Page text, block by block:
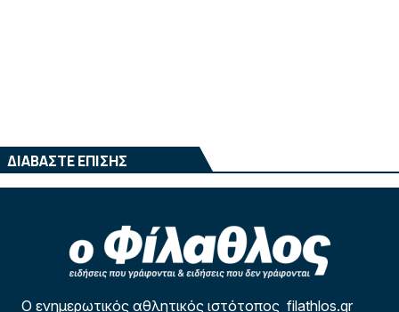
ΔΙΑΒΑΣΤΕ ΕΠΙΣΗΣ
Ο ενημερωτικός αθλητικός ιστότοπος filathlos.gr